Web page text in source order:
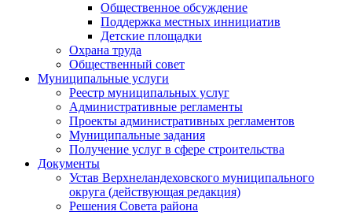
Общественное обсуждение
Поддержка местных иннициатив
Детские площадки
Охрана труда
Общественный совет
Муниципальные услуги
Реестр муниципальных услуг
Административные регламенты
Проекты административных регламентов
Муниципальные задания
Получение услуг в сфере строительства
Документы
Устав Верхнеландеховского муниципального
округа (действующая редакция)
Решения Совета района